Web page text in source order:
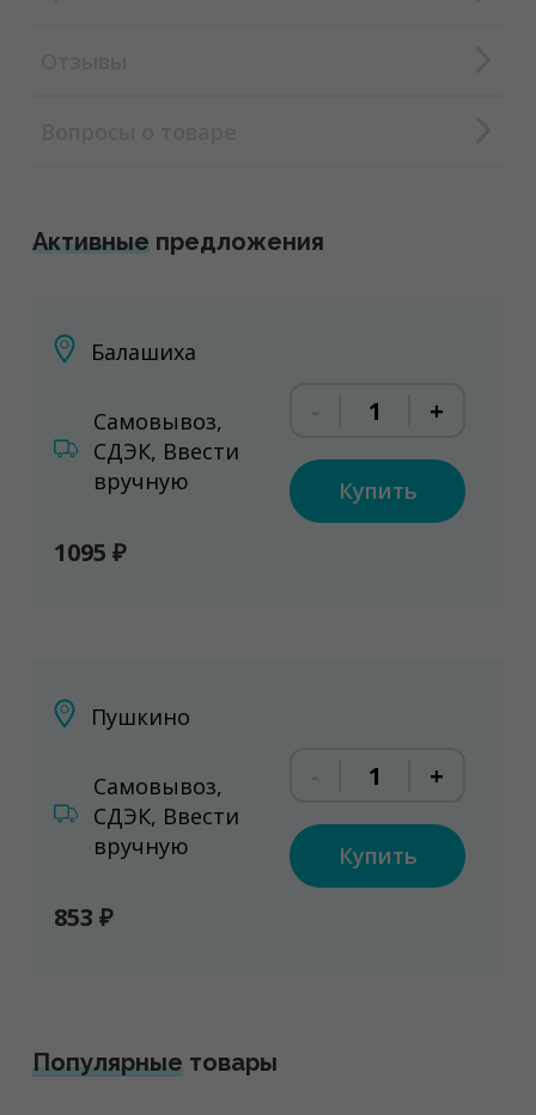
Активные предложения
Балашиха
Самовывоз,
СДЭК, Ввести
вручную
1095 ₽
+
Купить
Пушкино
Самовывоз,
СДЭК, Ввести
вручную
853 ₽
+
Купить
Популярныетовары